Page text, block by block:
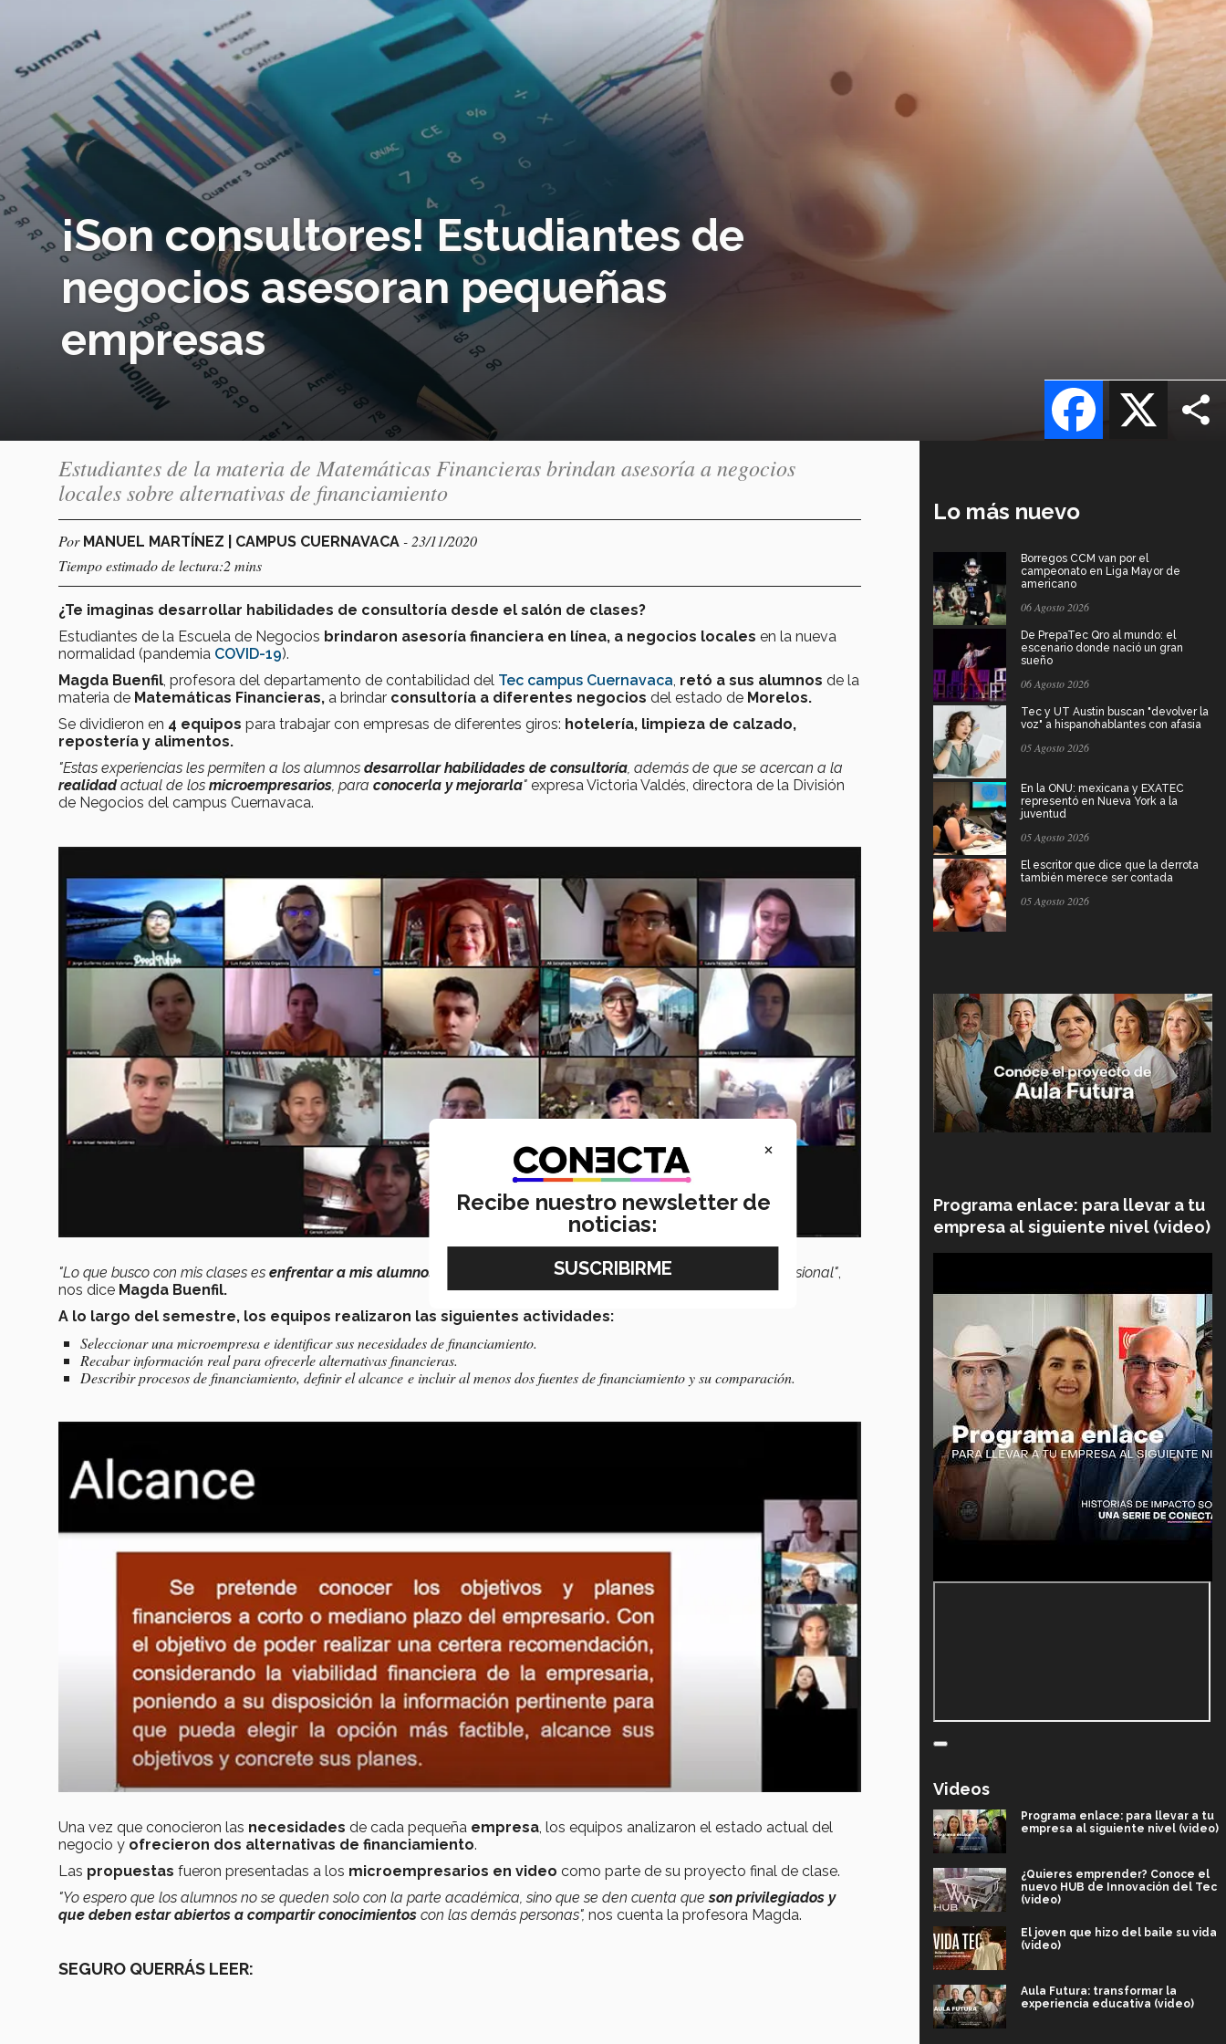
¡Son consultores! Estudiantes de
negocios asesoran pequeñas
empresas
X
Facebook
Estudiantes de la materia de Matemáticas Financieras brindan asesoría a negocios
locales sobre alternativas de financiamiento
Por MANUEL MARTÍNEZ | CAMPUS CUERNAVACA - 23/11/2020
Tiempo estimado de lectura:2 mins
¿Te imaginas desarrollar habilidades de consultoría desde el salón de clases?
Estudiantes de la Escuela de Negocios brindaron asesoría financiera en línea, a negocios locales en la nueva
normalidad (pandemia COVID-19).
Magda Buenfil , profesora del departamento de contabilidad del Tec campus Cuernavaca retó a sus alumnos de la
materia de Matemáticas Financieras, a brindar consultoría a diferentes negocios del estado de Morelos.
Se dividieron en 4 equipos para trabajar con empresas de diferentes giros: hotelería, limpieza de calzado,
repostería y alimentos.
"Estas experiencias les permiten a los alumnos desarrollar habilidades de consultoría , además de que se acercan a la
realidadactual de los microempresarios , para conocerla y mejorarla" expresa Victoria Valdés, directora de la División
de Negocios del campus Cuernavaca.
"Lo que busco con mis clases es enfrentar a mis alumnos situaciones realesque pueden vivir en su vida profesional"
nos dice Magda Buenfil.
A lo largo del semestre, los equipos realizaron las siguientes actividades:
Seleccionar una microempresa e identificar sus necesidades de financiamiento.
Recabar información real para ofrecerle alternativas financieras.
Describir procesos de financiamiento, definir el alcance e incluir al menos dos fuentes de financiamiento y su comparación.
Una vez que conocieron las necesidades de cada pequeña empresa , los equipos analizaron el estado actual del
negocio y ofrecieron dos alternativas de financiamiento.
Las propuestas fueron presentadas a los microempresarios en video como parte de su proyecto final de clase.
"Yo espero que los alumnos no se queden solo con la parte académica, sino que se den cuenta queson privilegiados y
que deben estar abiertos a compartir conocimientos con las demás personas", nos cuenta la profesora Magda.
SEGURO QUERRÁS LEER:
Lo más nuevo
Borregos CCM van por el
campeonato en Liga Mayor de
americano
06 Agosto 2026
De PrepaTec Qro al mundo: el
escenario donde nació un gran
sueño
06 Agosto 2026
Tec y UT Austin buscan "devolver la
voz" a hispanohablantes con afasia
05 Agosto 2026
En la ONU: mexicana y EXATEC
representó en Nueva York a la
juventud
05 Agosto 2026
El escritor que dice que la derrota
también merece ser contada
05 Agosto 2026
Programa enlace: para llevar a tu
empresa al siguiente nivel (video)
Videos
Programa enlace: para llevar a tu
empresa al siguiente nivel (video)
¿Quieres emprender? Conoce el
nuevo HUB de Innovación del Tec
(video)
El joven que hizo del baile su vida
(video)
Aula Futura: transformar la
experiencia educativa (video)
×
Recibe nuestro newsletter de
noticias: